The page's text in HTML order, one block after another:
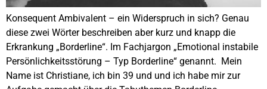
Konsequent Ambivalent – ein Widerspruch in sich? Genau
diese zwei Wörter beschreiben aber kurz und knapp die
Erkrankung „Borderline“. Im Fachjargon „Emotional instabile
Persönlichkeitsstörung – Typ Borderline“ genannt. Mein
Name ist Christiane, ich bin 39 und und ich habe mir zur